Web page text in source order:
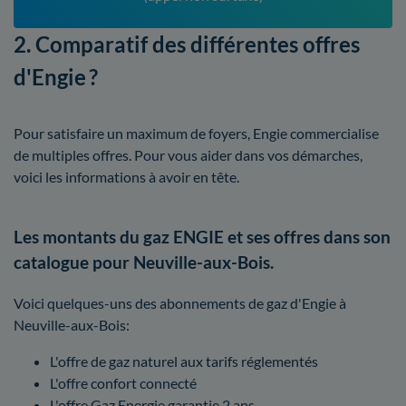
2. Comparatif des différentes offres
d'Engie ?
Pour satisfaire un maximum de foyers, Engie commercialise
de multiples offres. Pour vous aider dans vos démarches,
voici les informations à avoir en tête.
Les montants du gaz ENGIE et ses offres dans son
catalogue pour Neuville-aux-Bois.
Voici quelques-uns des abonnements de gaz d'Engie à
Neuville-aux-Bois:
L'offre de gaz naturel aux tarifs réglementés
L'offre confort connecté